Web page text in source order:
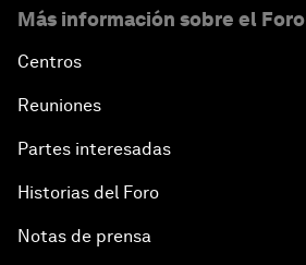
Más información sobre el Foro
Centros
Reuniones
Partes interesadas
Historias del Foro
Notas de prensa